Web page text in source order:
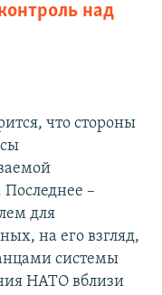
над
что стороны
Последнее –
для
на его взгляд,
системы
НАТО вблизи